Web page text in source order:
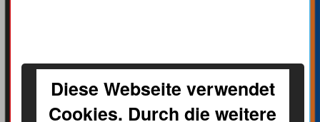
Diese Webseite verwendet
Cookies. Durch die weitere